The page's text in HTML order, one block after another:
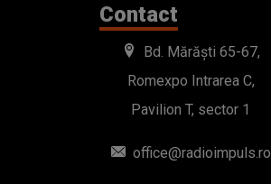
Contact
Bd. Mărăști 65-67,
Romexpo Intrarea C,
Pavilion T, sector 1
office@radioimpuls.ro